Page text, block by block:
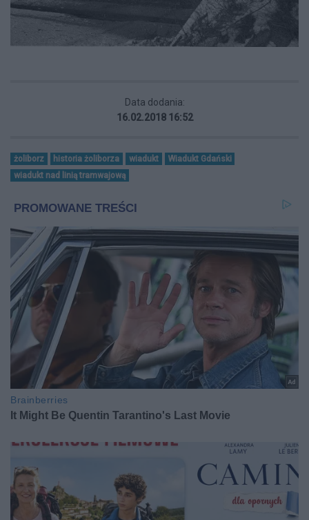
Data dodania:
16.02.2018 16:52
żoliborz historia żoliborza wiadukt
Wiadukt Gdański
wiadukt nad linią tramwajową